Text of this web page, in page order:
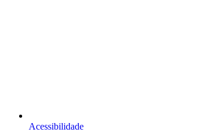
Acessibilidade